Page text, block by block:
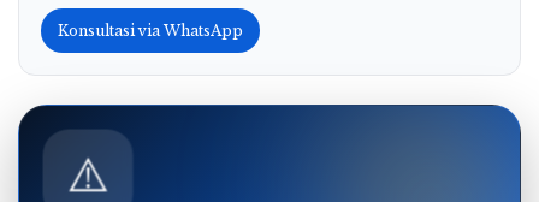
Konsultasi via WhatsApp
⚠️